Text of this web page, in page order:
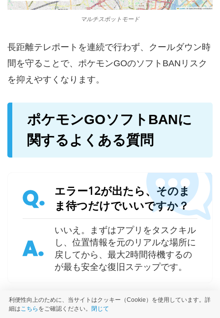
マルチスポットモード
長距離テレポートを連続で行わず、クールダウン時
間を守ることで、ポケモンGOのソフトBANリスク
を抑えやすくなります。
ポケモンGOソフトBANに
関するよくある質問
Q.
エラー12が出たら、そのま
ま待つだけでいいですか？
A.
いいえ。まずはアプリをタスクキル
し、位置情報を元のリアルな場所に
戻してから、最大2時間待機するの
が最も安全な復旧ステップです。
利便性向上のために、当サイトはクッキー（Cookie）を使用しています。詳
細はこちら をご確認ください。 閉じて